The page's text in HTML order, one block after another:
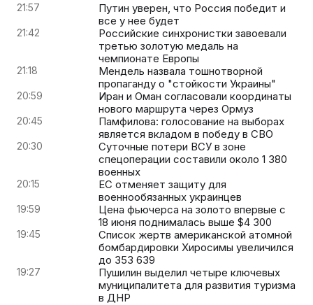
21:57
Путин уверен, что Россия победит и
все у нее будет
21:42
Российские синхронистки завоевали
третью золотую медаль на
чемпионате Европы
21:18
Мендель назвала тошнотворной
пропаганду о "стойкости Украины"
20:59
Иран и Оман согласовали координаты
нового маршрута через Ормуз
20:45
Памфилова: голосование на выборах
является вкладом в победу в СВО
20:30
Суточные потери ВСУ в зоне
спецоперации составили около 1 380
военных
20:15
ЕС отменяет защиту для
военнообязанных украинцев
19:59
Цена фьючерса на золото впервые с
18 июня поднималась выше $4 300
19:45
Список жертв американской атомной
бомбардировки Хиросимы увеличился
до 353 639
19:27
Пушилин выделил четыре ключевых
муниципалитета для развития туризма
в ДНР